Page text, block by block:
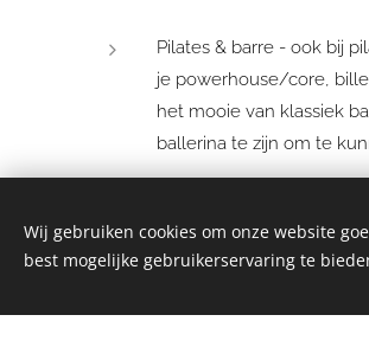
Pilates & barre - ook bij
je powerhouse/core,
het mooie van klassiek
ballerina te zijn om te
GRATIS DAGPAS
Wij gebruiken cookies om onze website
best mogelijke gebruikerservaring te